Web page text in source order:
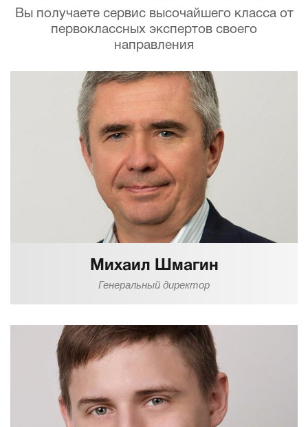
Вы получаете сервис высочайшего класса от
первоклассных экспертов своего
направления
Михаил Шмагин
Генеральный директор